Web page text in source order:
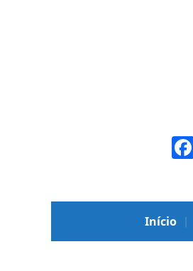
Início